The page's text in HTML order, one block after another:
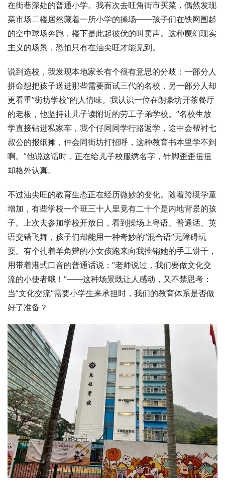
在街巷深处的普通小学。我有次去旺角街市买菜，偶然发现
菜市场二楼居然藏着一所小学的操场——孩子们在铁网围起
的空中球场奔跑，楼下是此起彼伏的叫卖声。这种魔幻现实
主义的场景，恐怕只有在油尖旺才能见到。
说到选校，我发现本地家长有个很有意思的分歧：一部分人
拼命想把孩子送进那些需要面试三代的名校，另一部分人却
更看重”街坊学校”的人情味。我认识一位在朗豪坊开茶餐厅
的老板，他坚持让儿子读附近的劳工子弟学校。”名校生放
学直接钻进私家车，我个仔同同学行路返学，途中会帮衬七
叔公的报纸摊，仲会同街坊打招呼，这种教育书本里学不到
啊。”他说这话时，正在给儿子校服绣名字，针脚歪歪扭扭
却格外认真。
不过油尖旺的教育生态正在经历微妙的变化。随着跨境学童
增加，有些学校一个班三十人里竟有二十个是内地背景的孩
子。上次去参加学校开放日，看到操场上粤语、普通话、英
语交错飞舞，孩子们却能用一种奇妙的”混合语”无障碍玩
耍。有个扎着羊角辫的小女孩跑来向我推销她的手工饼干，
用带着港式口音的普通话说：”老师说过，我们要做文化交
流的小使者哦！”——这种场景既让人感动，又不禁思考：
当”文化交流”需要小学生来承担时，我们的教育体系是否做
好了准备？